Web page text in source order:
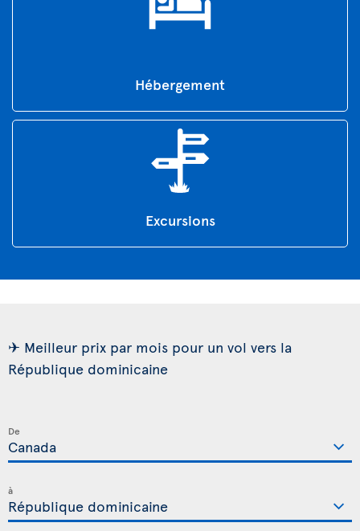
Hébergement
Excursions
✈ Meilleur prix par mois pour un vol vers la
République dominicaine
De
à